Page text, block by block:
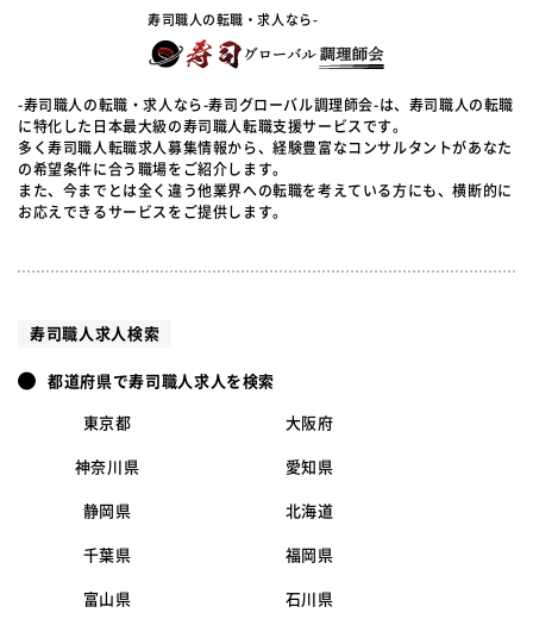
寿司職人の転職・求人なら-
-寿司職人の転職・求人なら-寿司グローバル調理師会-は、寿司職人の転職
に特化した日本最大級の寿司職人転職支援サービスです。
多く寿司職人転職求人募集情報から、経験豊富なコンサルタントがあなた
の希望条件に合う職場をご紹介します。
また、今までとは全く違う他業界への転職を考えている方にも、横断的に
お応えできるサービスをご提供します。
寿司職人求人検索
都道府県で寿司職人求人を検索
東京都 大阪府
神奈川県 愛知県
静岡県 北海道
千葉県 福岡県
富山県 石川県